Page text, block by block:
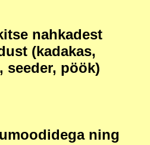
nahkadest
(kadakas,
seeder, pöök)
ning